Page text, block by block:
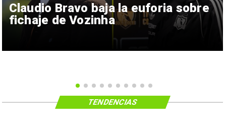
Claudio Bravo baja la euforia sobre
fichaje de Vozinha
TENDENCIAS